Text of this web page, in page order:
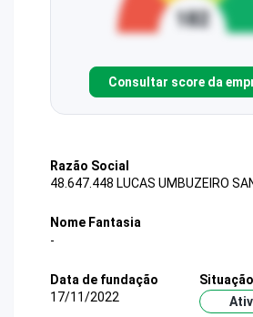
Consultar score da
Razão Social
48.647.448 LUCAS UMBUZEIRO
Nome Fantasia
-
Data de fundação
17/11/2022